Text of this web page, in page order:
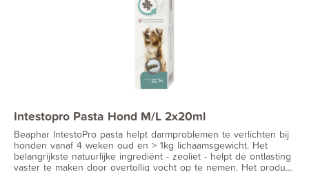
Intestopro Pasta Hond M/L 2x20ml
Beaphar IntestoPro pasta helpt darmproblemen te verlichten bij
honden vanaf 4 weken oud en > 1kg lichaamsgewicht. Het
belangrijkste natuurlijke ingrediënt - zeoliet - helpt de ontlasting
vaster te maken door overtollig vocht op te nemen. Het product